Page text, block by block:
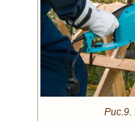
Рис.9.